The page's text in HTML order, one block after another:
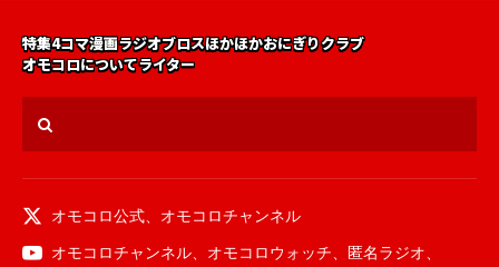
特集4コマ漫画ラジオブロスほかほかおにぎりクラブ
オモコロについてライター
オモコロ公式、 オモコロチャンネル
オモコロチャンネル、 オモコロウォッチ、 匿名ラジオ、